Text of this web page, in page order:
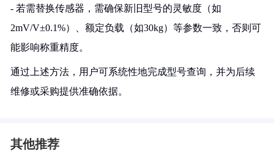
- 若需替换传感器，需确保新旧型号的灵敏度（如
2mV/V±0.1%）、额定负载（如30kg）等参数一致，否则可
能影响称重精度。
通过上述方法，用户可系统性地完成型号查询，并为后续
维修或采购提供准确依据。
其他推荐